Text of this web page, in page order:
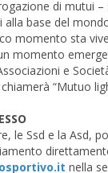
di mutui
alla base del
momento sta
momento
e
“Mutuo
le Ssd e la Asd,
nella